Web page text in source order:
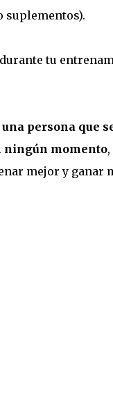
suplementos).
tu
una persona que
ningún momento
mejor y ganar